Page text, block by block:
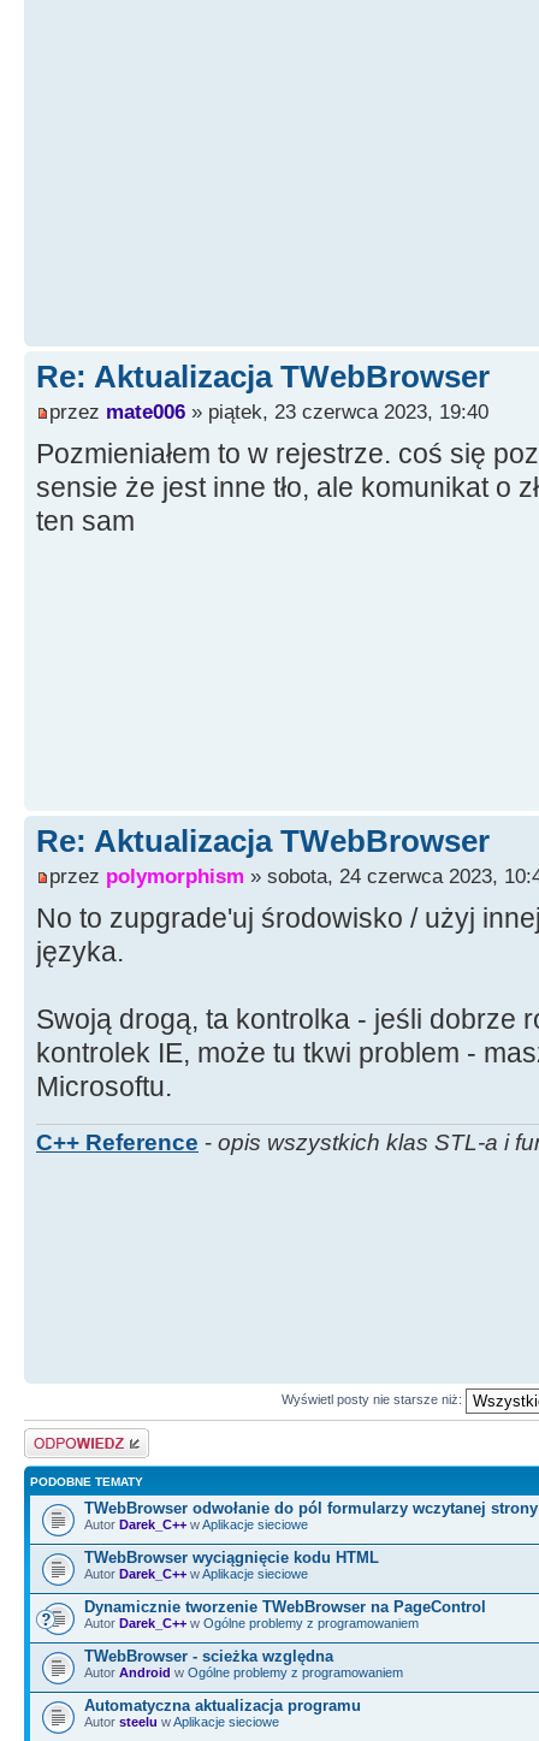
Re: Aktualizacja TWebBrowser
przez mate006 » piątek, 23 czerwca 2023, 19:40
Pozmieniałem to w rejestrze. coś się
sensie że jest inne tło, ale komunikat o
ten sam
Re: Aktualizacja TWebBrowser
przez polymorphism » sobota, 24 czerwca 2023,
No to zupgrade'uj środowisko / użyj
języka.
Swoją drogą, ta kontrolka - jeśli dobrze
kontrolek IE, może tu tkwi problem -
Microsoftu.
C++ Reference - opis wszystkich klas STL-a i
Wyświetl posty nie starsze niż:
Odpowiedz
PODOBNE TEMATY
TWebBrowser odwołanie do pól formularzy wczytanej
Autor Darek_C++ wAplikacje sieciowe
TWebBrowser wyciągnięcie kodu HTML
Autor Darek_C++ wAplikacje sieciowe
Dynamicznie tworzenie TWebBrowser na PageControl
Autor Darek_C++ w Ogólne problemy z programowaniem
TWebBrowser - scieżka względna
Autor Android w Ogólne problemy z programowaniem
Automatyczna aktualizacja programu
Autor steelu wAplikacje sieciowe